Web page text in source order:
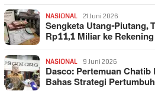
NASIONAL 21 Juni 2026
Sengketa Utang-Piutang,
Rp11,1 Miliar ke
NASIONAL 9 Juni 2026
Dasco: Pertemuan
Bahas Strategi